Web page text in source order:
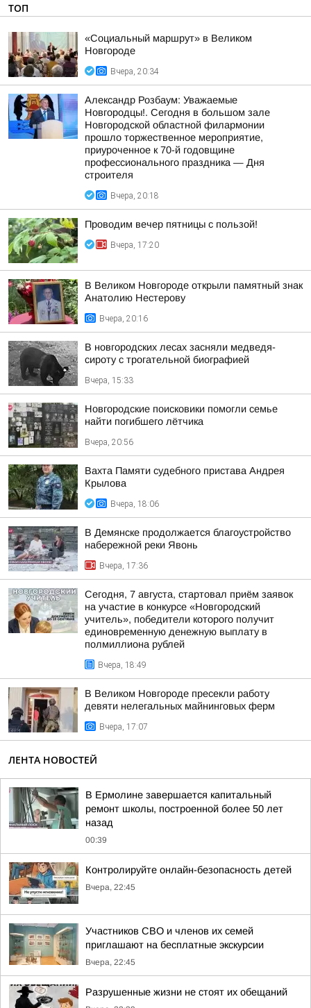
ТОП
«Социальный маршрут» в Великом
Новгороде
Вчера, 20:34
Александр Розбаум: Уважаемые
Новгородцы!. Сегодня в большом зале
Новгородской областной филармонии
прошло торжественное мероприятие,
приуроченное к 70-й годовщине
профессионального праздника — Дня
строителя
Вчера, 20:18
Проводим вечер пятницы с пользой!
Вчера, 17:20
В Великом Новгороде открыли памятный знак
Анатолию Нестерову
Вчера, 20:16
В новгородских лесах засняли медведя-
сироту с трогательной биографией
Вчера, 15:33
Новгородские поисковики помогли семье
найти погибшего лётчика
Вчера, 20:56
Вахта Памяти судебного пристава Андрея
Крылова
Вчера, 18:06
В Демянске продолжается благоустройство
набережной реки Явонь
Вчера, 17:36
Сегодня, 7 августа, стартовал приём заявок
на участие в конкурсе «Новгородский
учитель», победители которого получит
единовременную денежную выплату в
полмиллиона рублей
Вчера, 18:49
В Великом Новгороде пресекли работу
девяти нелегальных майнинговых ферм
Вчера, 17:07
ЛЕНТА НОВОСТЕЙ
В Ермолине завершается капитальный
ремонт школы, построенной более 50 лет
назад
00:39
Контролируйте онлайн-безопасность детей
Вчера, 22:45
Участников СВО и членов их семей
приглашают на бесплатные экскурсии
Вчера, 22:45
Разрушенные жизни не стоят их обещаний